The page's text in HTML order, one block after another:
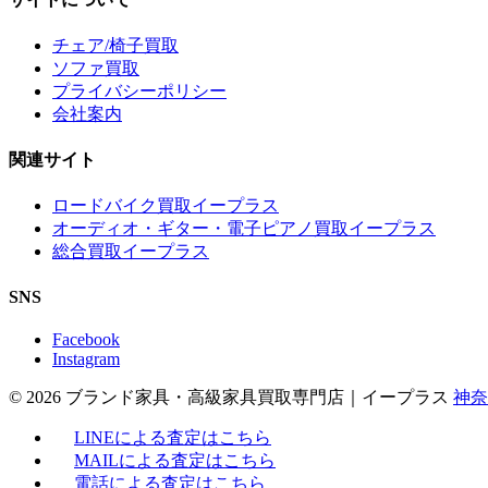
チェア/椅子買取
ソファ買取
プライバシーポリシー
会社案内
関連サイト
ロードバイク買取イープラス
オーディオ・ギター・電子ピアノ買取イープラス
総合買取イープラス
SNS
Facebook
Instagram
© 2026 ブランド家具・高級家具買取専門店｜イープラス 神
LINEによる査定はこちら
MAILによる査定はこちら
電話による査定はこちら